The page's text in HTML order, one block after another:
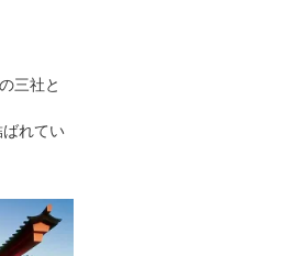
三社と
れてい